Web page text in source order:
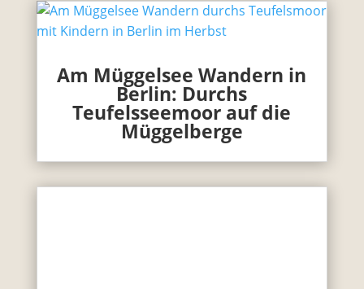
Am Müggelsee Wandern in
Berlin: Durchs
Teufelsseemoor auf die
Müggelberge